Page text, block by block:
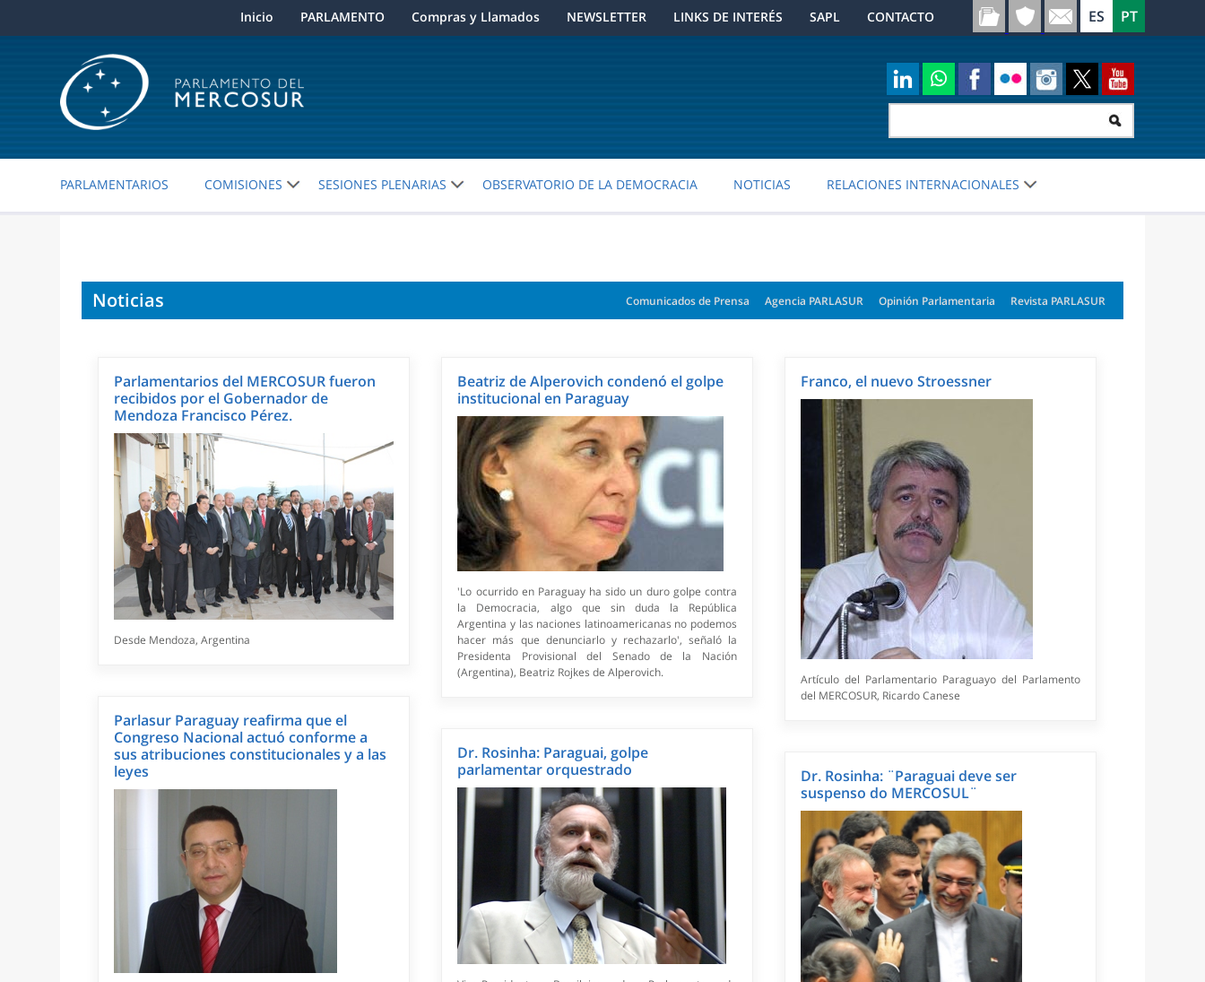
Inicio PARLAMENTO Compras y Llamados NEWSLETTER LINKS DE INTERÉS SAPL CONTACTO
PARLAMENTARIOS COMISIONES SESIONES PLENARIAS OBSERVATORIO DE LA DEMOCRACIA NOTICIAS RELACIONES INTERNACIONALES
Noticias Revista PARLASUR
Opinión Parlamentaria
Agencia PARLASUR
Comunicados de Prensa
Parlamentarios del MERCOSUR fueron
recibidos por el Gobernador de
Mendoza Francisco Pérez.
Desde Mendoza, Argentina
Beatriz de Alperovich condenó el golpe
institucional en Paraguay
'Lo ocurrido en Paraguay ha sido un duro golpe contra
la Democracia, algo que sin duda la República
Argentina y las naciones latinoamericanas no podemos
hacer más que denunciarlo y rechazarlo', señaló la
Presidenta Provisional del Senado de la Nación
(Argentina), Beatriz Rojkes de Alperovich.
Franco, el nuevo Stroessner
Artículo del Parlamentario Paraguayo del Parlamento
del MERCOSUR, Ricardo Canese
Parlasur Paraguay reafirma que el
Congreso Nacional actuó conforme a
sus atribuciones constitucionales y a las
leyes
Dr. Rosinha: Paraguai, golpe
parlamentar orquestrado
Dr. Rosinha: ¨Paraguai deve ser
suspenso do MERCOSUL¨